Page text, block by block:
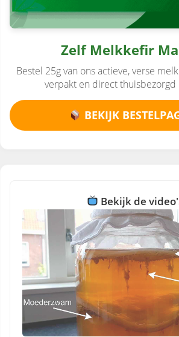
Zelf Melkkefir
Bestel 25g van ons actieve, verse
verpakt en direct thuisbezorgd
BEKIJK
Bekijk de